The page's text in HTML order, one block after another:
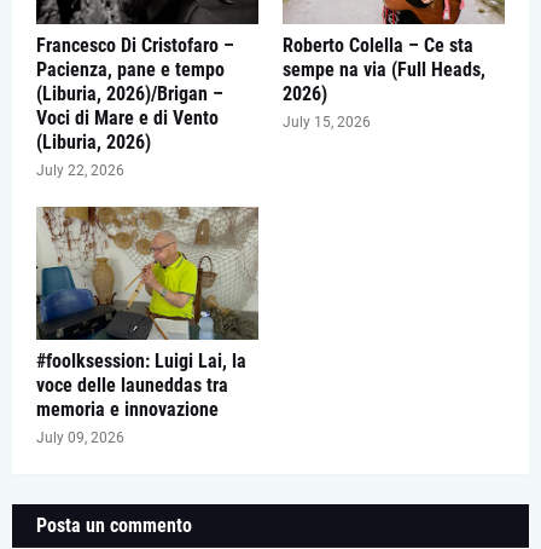
Francesco Di Cristofaro –
Pacienza, pane e tempo
(Liburia, 2026)/Brigan –
Voci di Mare e di Vento
(Liburia, 2026)
July 22, 2026
Roberto Colella – Ce sta
sempe na via (Full Heads,
2026)
July 15, 2026
#foolksession: Luigi Lai, la
voce delle launeddas tra
memoria e innovazione
July 09, 2026
Posta un commento